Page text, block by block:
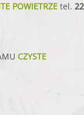
POWIETRZEtel. 22
CZYSTE